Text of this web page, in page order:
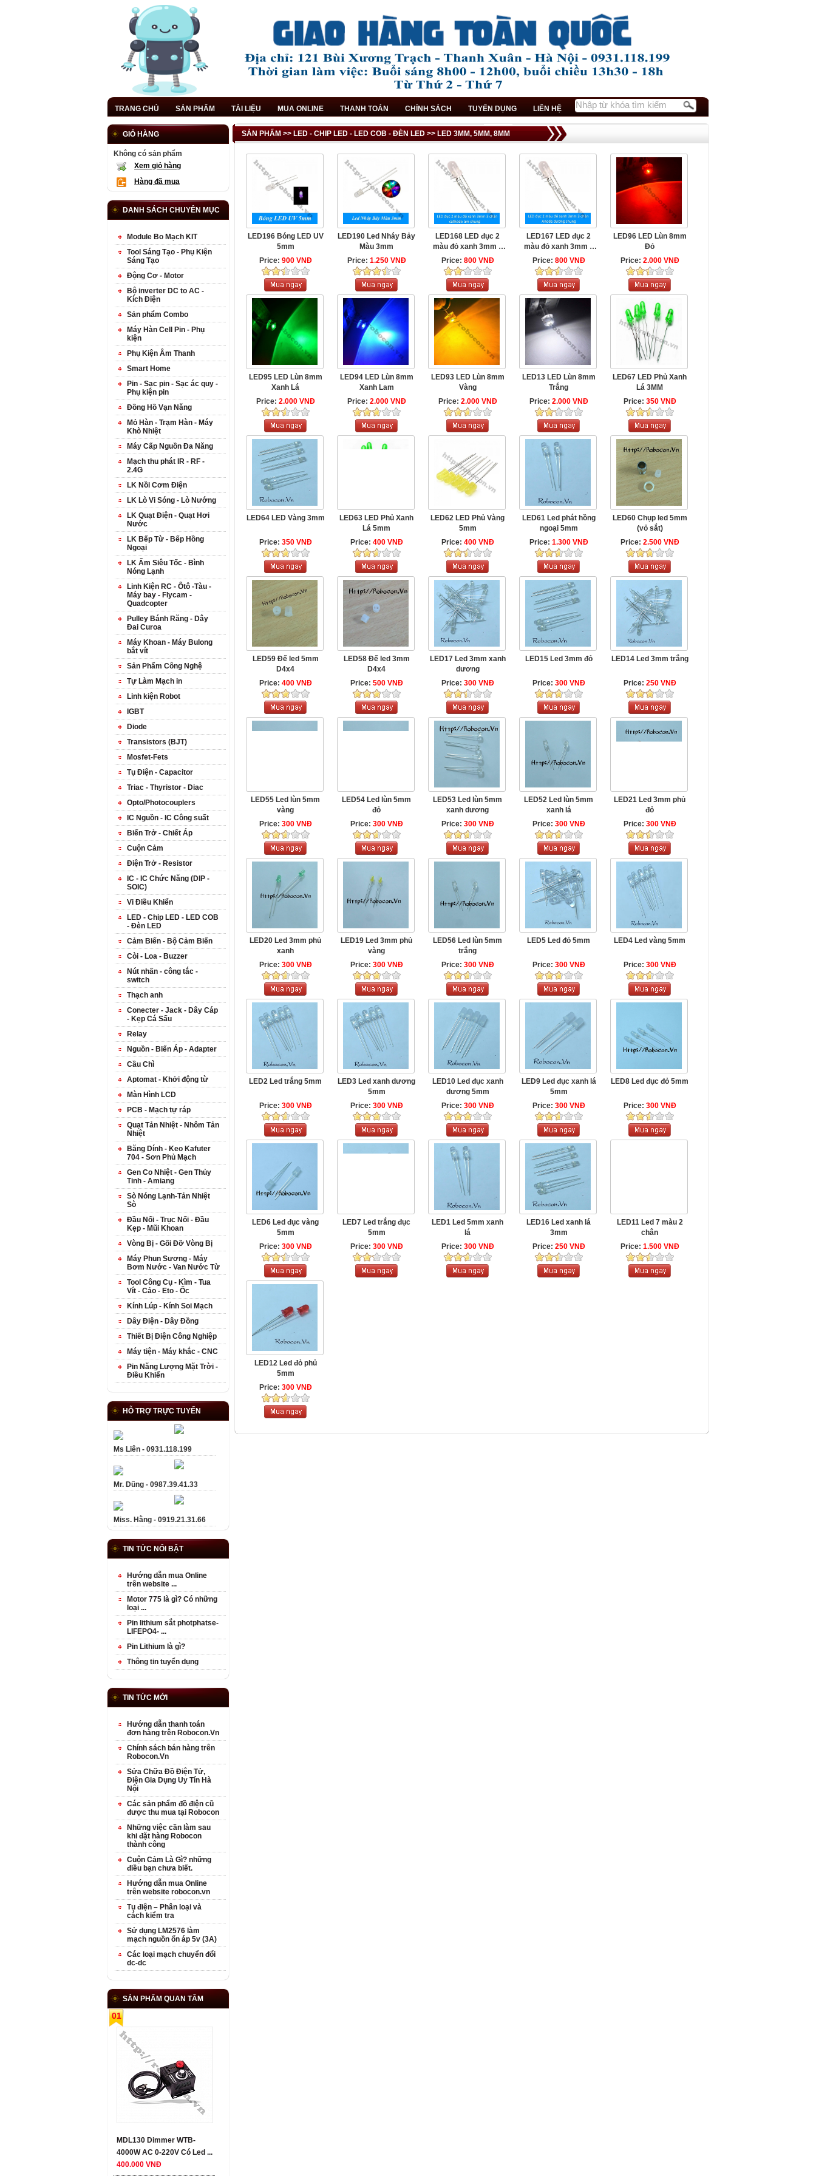
TRANG CHỦ SẢN PHẨM TÀI LIỆU MUA ONLINE THANH TOÁN CHÍNH SÁCH TUYỂN DỤNG LIÊN HỆ
SẢN PHẨM >> LED - CHIP LED - LED COB - ĐÈN LED >> LED 3MM, 5MM, 8MM
LED196 Bóng LED UV
5mm
Price: 900 VNĐ
LED190 Led Nháy Bảy
Màu 3mm
Price: 1.250 VNĐ
LED168 LED đục 2
màu đỏ xanh 3mm 3
chân ...
Price: 800 VNĐ
LED167 LED đục 2
màu đỏ xanh 3mm 3
chân ...
Price: 800 VNĐ
LED96 LED Lùn 8mm
Đỏ
Price: 2.000 VNĐ
LED95 LED Lùn 8mm
Xanh Lá
Price: 2.000 VNĐ
LED94 LED Lùn 8mm
Xanh Lam
Price: 2.000 VNĐ
LED93 LED Lùn 8mm
Vàng
Price: 2.000 VNĐ
LED13 LED Lùn 8mm
Trắng
Price: 2.000 VNĐ
LED67 LED Phủ Xanh
Lá 3MM
Price: 350 VNĐ
LED64 LED Vàng 3mm
Price: 350 VNĐ
LED63 LED Phủ Xanh
Lá 5mm
Price: 400 VNĐ
LED62 LED Phủ Vàng
5mm
Price: 400 VNĐ
LED61 Led phát hồng
ngoại 5mm
Price: 1.300 VNĐ
LED60 Chụp led 5mm
(vỏ sắt)
Price: 2.500 VNĐ
LED59 Đế led 5mm
D4x4
Price: 400 VNĐ
LED58 Đế led 3mm
D4x4
Price: 500 VNĐ
LED17 Led 3mm xanh
dương
Price: 300 VNĐ
LED15 Led 3mm đỏ
Price: 300 VNĐ
LED14 Led 3mm trắng
Price: 250 VNĐ
LED55 Led lùn 5mm
vàng
Price: 300 VNĐ
LED54 Led lùn 5mm
đỏ
Price: 300 VNĐ
LED53 Led lùn 5mm
xanh dương
Price: 300 VNĐ
LED52 Led lùn 5mm
xanh lá
Price: 300 VNĐ
LED21 Led 3mm phủ
đỏ
Price: 300 VNĐ
LED20 Led 3mm phủ
xanh
Price: 300 VNĐ
LED19 Led 3mm phủ
vàng
Price: 300 VNĐ
LED56 Led lùn 5mm
trắng
Price: 300 VNĐ
LED5 Led đỏ 5mm
Price: 300 VNĐ
LED4 Led vàng 5mm
Price: 300 VNĐ
LED2 Led trắng 5mm
Price: 300 VNĐ
LED3 Led xanh dương
5mm
Price: 300 VNĐ
LED10 Led đục xanh
dương 5mm
Price: 300 VNĐ
LED9 Led đục xanh lá
5mm
Price: 300 VNĐ
LED8 Led đục đỏ 5mm
Price: 300 VNĐ
LED6 Led đục vàng
5mm
Price: 300 VNĐ
LED7 Led trắng đục
5mm
Price: 300 VNĐ
LED1 Led 5mm xanh
lá
Price: 300 VNĐ
LED16 Led xanh lá
3mm
Price: 250 VNĐ
LED11 Led 7 màu 2
chân
Price: 1.500 VNĐ
LED12 Led đỏ phủ
5mm
Price: 300 VNĐ
GIỎ HÀNG
Không có sản phẩm
Xem giỏ hàng
Hàng đã mua
DANH SÁCH CHUYÊN MỤC
Module Bo Mạch KIT
Tool Sáng Tạo - Phụ Kiện
Sáng Tạo
Động Cơ - Motor
Bộ inverter DC to AC -
Kích Điện
Sản phẩm Combo
Máy Hàn Cell Pin - Phụ
kiện
Phụ Kiện Âm Thanh
Smart Home
Pin - Sạc pin - Sạc ác quy -
Phụ kiện pin
Đồng Hồ Vạn Năng
Mỏ Hàn - Trạm Hàn - Máy
Khò Nhiệt
Máy Cấp Nguồn Đa Năng
Mạch thu phát IR - RF -
2.4G
LK Nồi Cơm Điện
LK Lò Vi Sóng - Lò Nướng
LK Quạt Điện - Quạt Hơi
Nước
LK Bếp Từ - Bếp Hồng
Ngoại
LK Ấm Siêu Tốc - Bình
Nóng Lạnh
Linh Kiện RC - Ôtô -Tàu -
Máy bay - Flycam -
Quadcopter
Pulley Bánh Răng - Dây
Đai Curoa
Máy Khoan - Máy Bulong
bắt vít
Sản Phẩm Công Nghệ
Tự Làm Mạch in
Linh kiện Robot
IGBT
Diode
Transistors (BJT)
Mosfet-Fets
Tụ Điện - Capacitor
Triac - Thyristor - Diac
Opto/Photocouplers
IC Nguồn - IC Công suất
Biến Trở - Chiết Áp
Cuộn Cảm
Điện Trở - Resistor
IC - IC Chức Năng (DIP -
SOIC)
Vi Điều Khiển
LED - Chip LED - LED COB
- Đèn LED
Cảm Biến - Bộ Cảm Biến
Còi - Loa - Buzzer
Nút nhấn - công tắc -
switch
Thạch anh
Conecter - Jack - Dây Cáp
- Kẹp Cá Sấu
Relay
Nguồn - Biến Áp - Adapter
Cầu Chì
Aptomat - Khởi động từ
Màn Hình LCD
PCB - Mạch tự ráp
Quạt Tản Nhiệt - Nhôm Tản
Nhiệt
Băng Dính - Keo Kafuter
704 - Sơn Phủ Mạch
Gen Co Nhiệt - Gen Thủy
Tinh - Amiang
Sò Nóng Lạnh-Tản Nhiệt
Sò
Đầu Nối - Trục Nối - Đầu
Kẹp - Mũi Khoan
Vòng Bị - Gối Đỡ Vòng Bị
Máy Phun Sương - Máy
Bơm Nước - Van Nước Từ
Tool Công Cụ - Kìm - Tua
Vít - Cảo - Eto - Ốc
Kính Lúp - Kính Soi Mạch
Dây Điện - Dây Đồng
Thiết Bị Điện Công Nghiệp
Máy tiện - Máy khắc - CNC
Pin Năng Lượng Mặt Trời -
Điều Khiển
HỖ TRỢ TRỰC TUYẾN
Ms Liên - 0931.118.199
Mr. Dũng - 0987.39.41.33
Miss. Hằng - 0919.21.31.66
TIN TỨC NỔI BẬT
Hướng dẫn mua Online
trên website ...
Motor 775 là gì? Có những
loại ...
Pin lithium sắt photphatse-
LIFEPO4- ...
Pin Lithium là gì?
Thông tin tuyển dụng
TIN TỨC MỚI
Hướng dẫn thanh toán
đơn hàng trên Robocon.Vn
Chính sách bán hàng trên
Robocon.Vn
Sửa Chữa Đồ Điện Tử,
Điện Gia Dụng Uy Tín Hà
Nội
Các sản phẩm đồ điện cũ
được thu mua tại Robocon
Những việc cần làm sau
khi đặt hàng Robocon
thành công
Cuộn Cảm Là Gì? những
điều bạn chưa biết.
Hướng dẫn mua Online
trên website robocon.vn
Tụ điện – Phân loại và
cách kiểm tra
Sử dụng LM2576 làm
mạch nguồn ổn áp 5v (3A)
Các loại mạch chuyển đổi
dc-dc
SẢN PHẨM QUAN TÂM
01
MDL130 Dimmer WTB-
4000W AC 0-220V Có Led ...
400.000 VNĐ